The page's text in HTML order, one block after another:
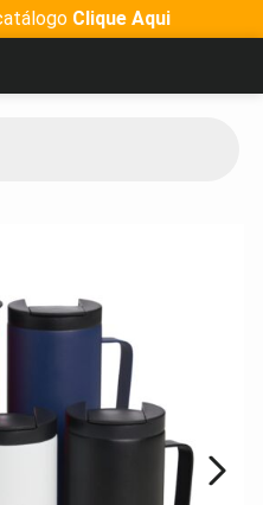
Clique Aqui